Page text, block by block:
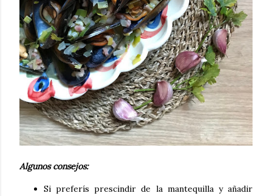
Algunos consejos:
Si preferís prescindir de la mantequilla y añadir